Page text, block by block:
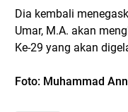
Dia kembali
Umar, M.A. akan
Ke-29 yang akan
Foto: Muhammad